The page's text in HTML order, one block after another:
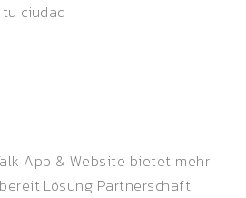
ciudad
App & Website bietet mehr
Lösung Partnerschaft